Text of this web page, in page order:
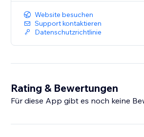
Website besuchen
Support kontaktieren
Datenschutzrichtlinie
Rating & Bewertungen
Für diese App gibt es noch keine